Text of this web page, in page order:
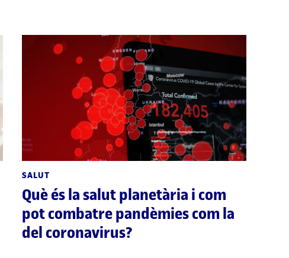
SALUT
Què és la salut planetària i com
pot combatre pandèmies com la
del coronavirus?